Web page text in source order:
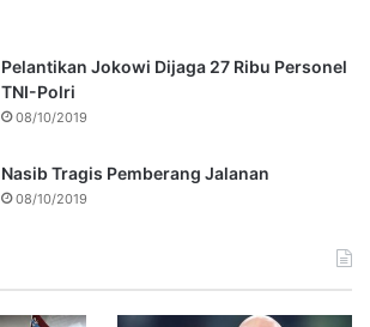
Pelantikan Jokowi Dijaga 27 Ribu Personel
TNI-Polri
08/10/2019
Nasib Tragis Pemberang Jalanan
08/10/2019